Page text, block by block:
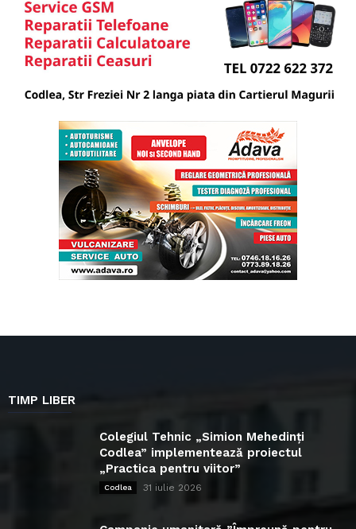
TIMP LIBER
Colegiul Tehnic „Simion Mehedinți
Codlea” implementează proiectul
„Practica pentru viitor”
Codlea 31 iulie 2026